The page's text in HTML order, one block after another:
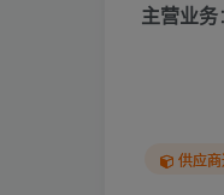
主营业务
供应